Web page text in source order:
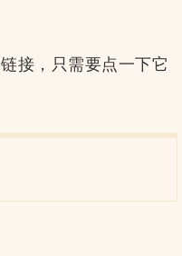
接，只需要点一下它